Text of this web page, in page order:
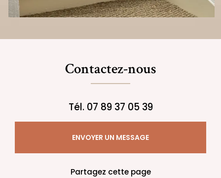
Contactez-nous
Tél. 07 89 37 05 39
ENVOYER UN MESSAGE
Partagez cette page